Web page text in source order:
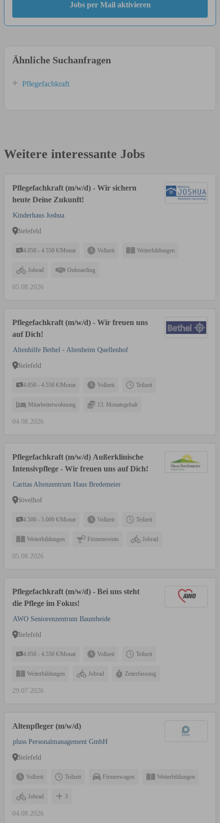
Jobs per Mail aktivieren
Ähnliche Suchanfragen
Pflegefachkraft
Weitere interessante Jobs
Pflegefachkraft (m/w/d) - Wir sichern
heute Deine Zukunft!
Kinderhaus Joshua
Bielefeld
4.050 - 4.550 €/Monat Vollzeit Weiterbildungen
Jobrad Onboarding
05.08.2026
Pflegefachkraft (m/w/d) - Wir freuen uns
auf Dich!
Altenhilfe Bethel - Altenheim Quellenhof
Bielefeld
4.050 - 4.550 €/Monat Vollzeit Teilzeit
Mitarbeiterwohnung 13. Monatsgehalt
04.08.2026
Pflegefachkraft (m/w/d) Außerklinische
Intensivpflege - Wir freuen uns auf Dich!
Caritas Altenzentrum Haus Bredemeier
Hövelhof
4.500 - 5.000 €/Monat Vollzeit Teilzeit
Weiterbildungen Firmenevents Jobrad
05.08.2026
Pflegefachkraft (m/w/d) - Bei uns steht
die Pflege im Fokus!
AWO Seniorenzentrum Baumheide
Bielefeld
4.050 - 4.550 €/Monat Vollzeit Teilzeit
Weiterbildungen Jobrad Zeiterfassung
29.07.2026
Altenpfleger (m/w/d)
pluss Personalmanagement GmbH
Bielefeld
Vollzeit Teilzeit Firmenwagen Weiterbildungen
Jobrad 3
04.08.2026